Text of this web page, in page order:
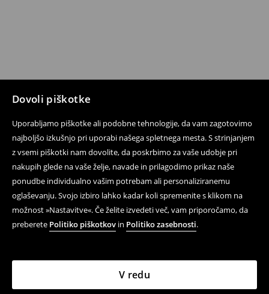
Dovoli piškotke
Uporabljamo piškotke ali podobne tehnologije, da vam zagotovimo
najboljšo izkušnjo pri uporabi našega spletnega mesta. S strinjanjem
z vsemi piškotki nam dovolite, da poskrbimo za vaše udobje pri
nakupih glede na vaše želje, navade in prilagodimo prikaz naše
ponudbe individualno vašim potrebam ali personaliziranemu
oglaševanju. Svojo izbiro lahko kadar koli spremenite s klikom na
možnost »Nastavitve«. Če želite izvedeti več, vam priporočamo, da
preberete Politiko piškotkov in Politiko zasebnosti.
V redu